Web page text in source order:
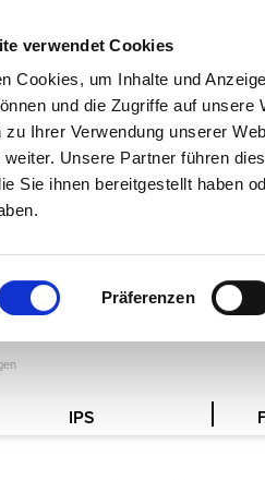
verwendet Cookies
Cookies, um Inhalte und
und die Zugriffe auf
zu Ihrer Verwendung unserer
weiter. Unsere Partner führen
Sie ihnen bereitgestellt haben
Präferenzen
FÜR
IPS